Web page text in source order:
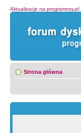
Aktualizacje na programosy.pl:
Strona główna